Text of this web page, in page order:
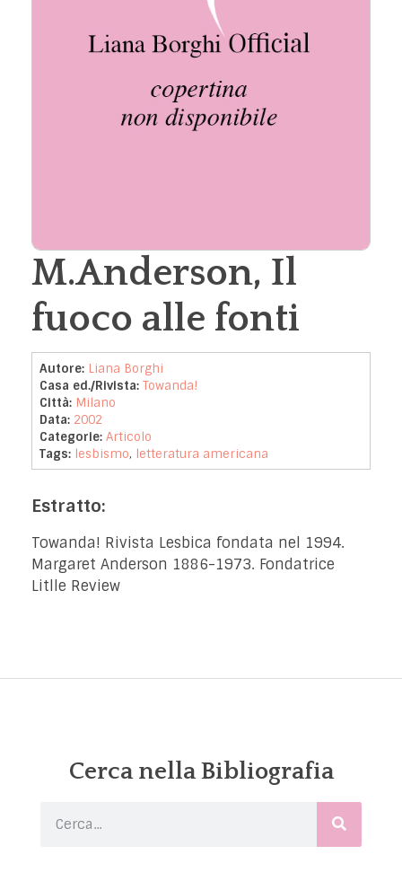
M.Anderson, Il
fuoco alle fonti
Autore: Liana Borghi
Casa ed./Rivista: Towanda!
Città: Milano
Data: 2002
Categorie: Articolo
Tags: lesbismo, letteratura americana
Estratto:
Towanda! Rivista Lesbica fondata nel 1994.
Margaret Anderson 1886-1973. Fondatrice
Litlle Review
Cerca nella Bibliografia